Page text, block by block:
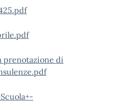
prenotazione di